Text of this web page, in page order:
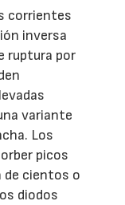
corrientes
inversa
ruptura por
variante
Los
picos
de cientos o
diodos